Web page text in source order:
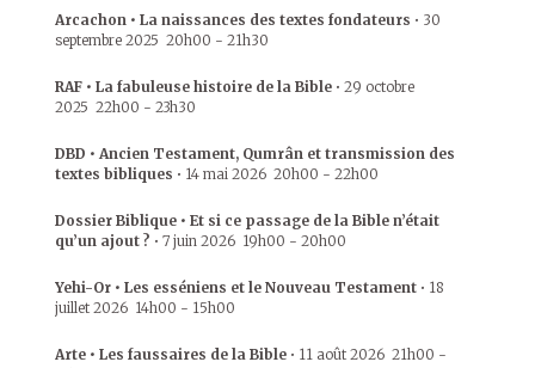
Arcachon • La naissances des textes fondateurs • 30
septembre 2025 20h00 - 21h30
RAF • La fabuleuse histoire de la Bible • 29 octobre
2025 22h00 - 23h30
DBD • Ancien Testament, Qumrân et transmission des
textes bibliques • 14 mai 2026 20h00 - 22h00
Dossier Biblique • Et si ce passage de la Bible n’était
qu’un ajout ? • 7 juin 2026 19h00 - 20h00
Yehi-Or • Les esséniens et le Nouveau Testament • 18
juillet 2026 14h00 - 15h00
Arte • Les faussaires de la Bible • 11 août 2026 21h00 -